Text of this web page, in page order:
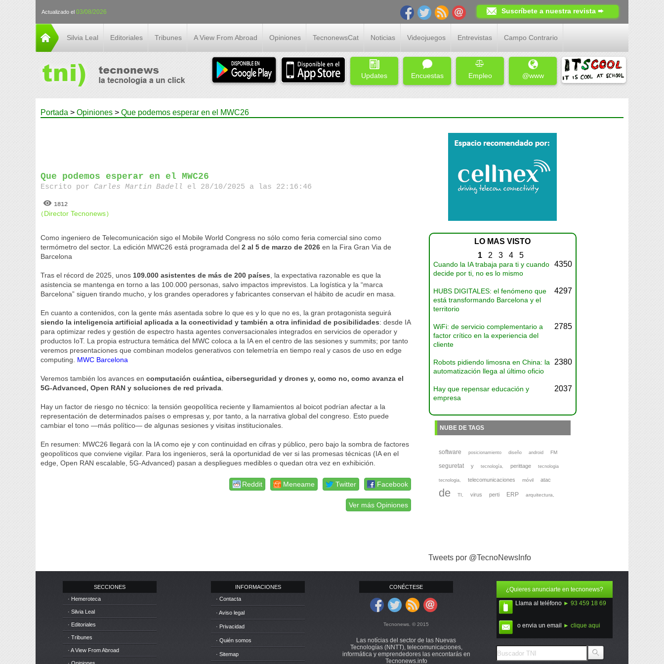
Actualizado el 03/08/2026 Suscríbete a nuestra revista ➨
Silvia Leal Editoriales Tribunes A View From Abroad Opiniones TecnonewsCat Noticias Videojuegos Entrevistas Campo Contrario
Updates Encuestas Empleo @www
Portada > Opiniones > Que podemos esperar en el MWC26
Que podemos esperar en el MWC26
Escrito por Carles Martin Badell el 28/10/2025 a las 22:16:46
1812
( Director Tecnonews )
Como ingeniero de Telecomunicación sigo el Mobile World Congress no sólo como feria comercial sino como
termómetro del sector. La edición MWC26 está programada del2 al 5 de marzo de 2026 en la Fira Gran Via de
Barcelona
Tras el récord de 2025, unos 109.000 asistentes de más de 200 países , la expectativa razonable es que la
asistencia se mantenga en torno a las 100.000 personas, salvo impactos imprevistos. La logística y la “marca
Barcelona” siguen tirando mucho, y los grandes operadores y fabricantes conservan el hábito de acudir en masa.
En cuanto a contenidos, con la gente más asentada sobre lo que es y lo que no es, la gran protagonista seguirá
siendo la inteligencia artificial aplicada a la conectividad y también a otra infinidad de posibilidades: desde IA
para optimizar redes y gestión de espectro hasta agentes conversacionales integrados en servicios de operador y
productos IoT. La propia estructura temática del MWC coloca a la IA en el centro de las sesiones y summits; por tanto
veremos presentaciones que combinan modelos generativos con telemetría en tiempo real y casos de uso en edge
computing. MWC Barcelona
Veremos también los avances encomputación cuántica, ciberseguridad y drones y, como no, como avanza el
5G-Advanced, Open RAN y soluciones de red privada
Hay un factor de riesgo no técnico: la tensión geopolítica reciente y llamamientos al boicot podrían afectar a la
representación de determinados países o empresas y, por tanto, a la narrativa global del congreso. Esto puede
cambiar el tono —más político— de algunas sesiones y visitas institucionales.
En resumen: MWC26 llegará con la IA como eje y con continuidad en cifras y público, pero bajo la sombra de factores
geopolíticos que conviene vigilar. Para los ingenieros, será la oportunidad de ver si las promesas técnicas (IA en el
edge, Open RAN escalable, 5G-Advanced) pasan a despliegues medibles o quedan otra vez en exhibición.
Facebook
Twitter
Meneame
Reddit
Ver más Opiniones
LO MAS VISTO
1 2 3 4 5
Cuando la IA trabaja para ti y cuando
decide por ti, no es lo mismo
4350
HUBS DIGITALES: el fenómeno que
está transformando Barcelona y el
territorio
4297
WiFi: de servicio complementario a
factor crítico en la experiencia del
cliente
2785
Robots pidiendo limosna en China: la
automatización llega al último oficio
2380
Hay que repensar educación y
empresa
2037
NUBE DE TAGS
software posicionamiento diseño android FM
seguretat y tecnología, perittage tecnologia
tecnologia, telecomunicaciones móvil atac
de TI, virus perti ERP arquitectura,
Tweets por @TecnoNewsInfo
SECCIONES
· Hemeroteca
· Silvia Leal
· Editoriales
· Tribunes
· A View From Abroad
INFORMACIONES
· Contacta
· Aviso legal
· Privacidad
· Quién somos
· Sitemap
CONÉCTESE
Tecnonews. © 2015
Las notícias del sector de las Nuevas
Tecnologías (NNTT), telecomunicaciones,
informática y emprendedores las encontarás en
Tecnonews.info
¿Quieres anunciarte en tecnonews?
Llama al teléfono ► 93 459 18 69
o envia un email ► clique aqui